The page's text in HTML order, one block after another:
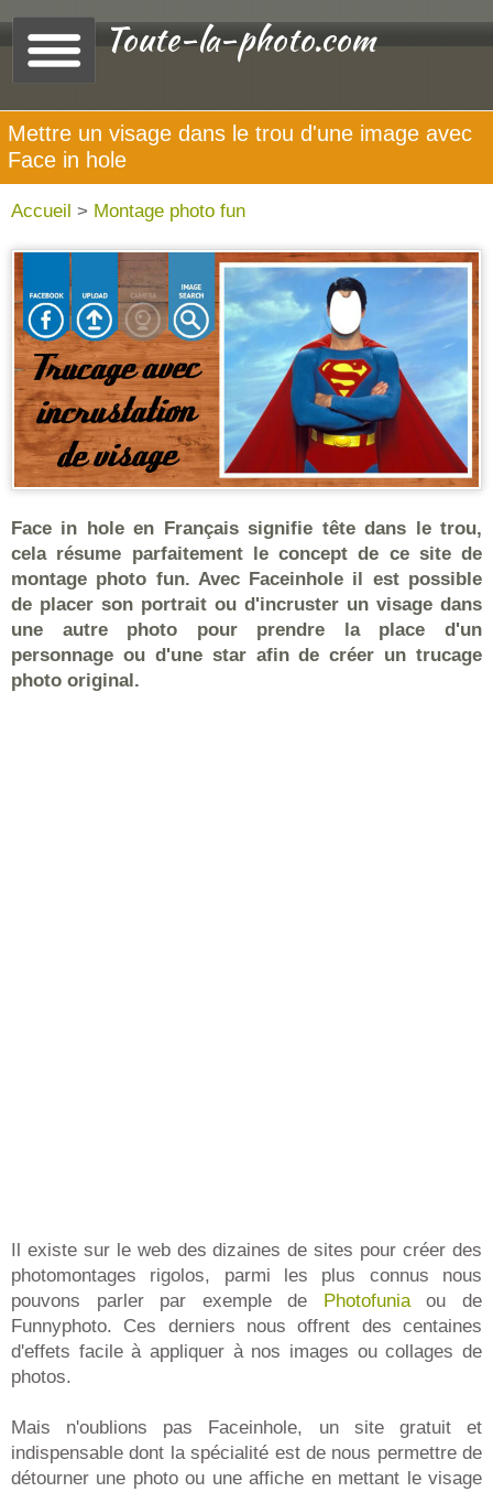
Toute-la-photo.com
Mettre un visage dans le trou d'une image avec
Face in hole
Accueil > Montage photo fun
Face in hole en Français signifie tête dans le trou,
cela résume parfaitement le concept de ce site de
montage photo fun. Avec Faceinhole il est possible
de placer son portrait ou d'incruster un visage dans
une autre photo pour prendre la place d'un
personnage ou d'une star afin de créer un trucage
photo original.
Il existe sur le web des dizaines de sites pour créer des
photomontages rigolos, parmi les plus connus nous
pouvons parler par exemple de
Photofuniaou de
Funnyphoto. Ces derniers nous offrent des centaines
d'effets facile à appliquer à nos images ou collages de
photos.
Mais n'oublions pas Faceinhole, un site gratuit et
indispensable dont la spécialité est de nous permettre de
détourner une photo ou une affiche en mettant le visage